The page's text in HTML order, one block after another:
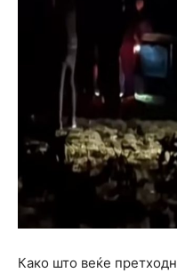
Како што веќе